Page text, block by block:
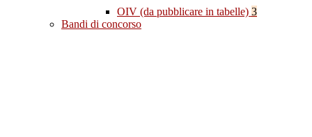
OIV (da pubblicare in tabelle) 3
Bandi di concorso